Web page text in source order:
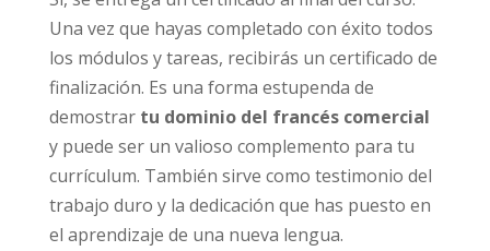
Una vez que hayas completado con éxito todos
los módulos y tareas, recibirás un certificado de
finalización. Es una forma estupenda de
demostrar tu dominio del francés comercial
y puede ser un valioso complemento para tu
currículum. También sirve como testimonio del
trabajo duro y la dedicación que has puesto en
el aprendizaje de una nueva lengua.